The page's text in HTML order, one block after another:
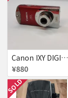
Canon IXY DIGITAL L3 ズームレンズ不良
¥880
SOLD